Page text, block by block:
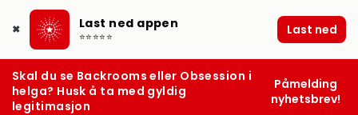
✖ Last ned appen
⭐⭐⭐⭐⭐ Last ned
Skal du se Backrooms eller Obsession i
helga? Husk å ta med gyldig
legitimasjon
Påmelding
nyhetsbrev!